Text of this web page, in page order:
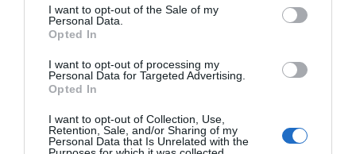
I want to opt-out of the Sale of my
Personal Data.
Opted In
I want to opt-out of processing my
Personal Data for Targeted Advertising.
Opted In
I want to opt-out of Collection, Use,
Retention, Sale, and/or Sharing of my
Personal Data that Is Unrelated with the
Uppskattat näringsvärde per portion:
Publicerat:2015-01-02,Uppdaterat: 2020-12-07
Författare:Henrik